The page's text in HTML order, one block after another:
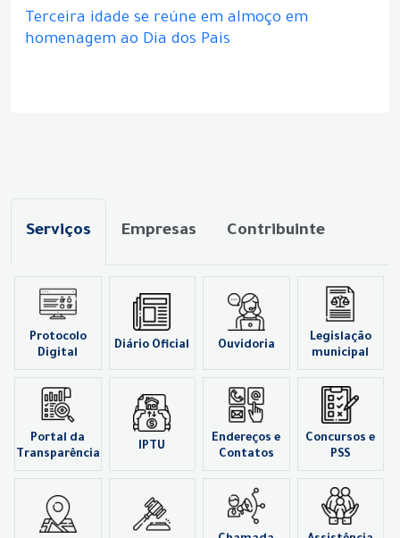
Terceira idade se reúne em almoço em
homenagem ao Dia dos Pais
Serviços Empresas Contribuinte
Protocolo
Digital
Diário Oficial Ouvidoria
Legislação
municipal
Portal da
Transparência
IPTU
Endereços e
Contatos
Concursos e
PSS